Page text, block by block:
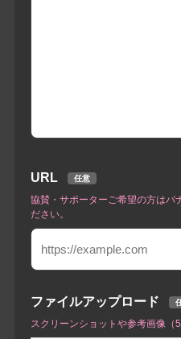
URL 任意
協賛・サポーターご希望の方はバ
ださい。
ファイルアップロード
スクリーンショットや参考画像（